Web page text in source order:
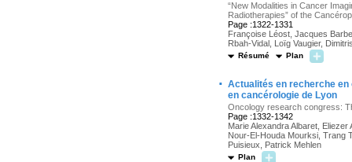
“New Modalities in Cancer
Radiotherapies” of the
Page :1322-1331
Françoise Léost, Jacques
Rbah-Vidal, Loïg Vaugier,
Résumé Plan
· Actualités en recherche en
en cancérologie de Lyon
Oncology research congress:
Page :1332-1342
Marie Alexandra Albaret,
Nour-El-Houda Mourksi, Trang
Puisieux, Patrick Mehlen
Plan